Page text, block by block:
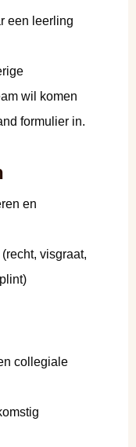
een leerling
wil komen
formulier in.
en
visgraat,
collegiale